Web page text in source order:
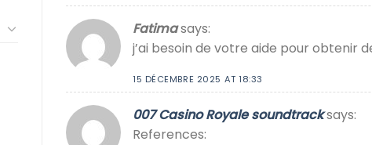
Fatimasays:
j’ai besoin de votre aide pour obtenir
15 DÉCEMBRE 2025 AT 18:33
007 Casino Royale soundtracksays:
References: